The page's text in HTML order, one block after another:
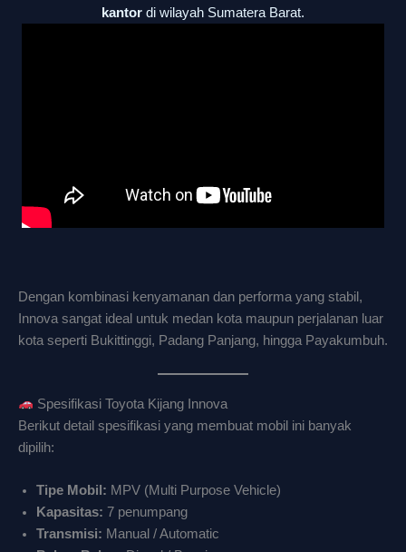
kantor di wilayah Sumatera Barat.
Dengan kombinasi kenyamanan dan performa yang stabil,
Innova sangat ideal untuk medan kota maupun perjalanan luar
kota seperti Bukittinggi, Padang Panjang, hingga Payakumbuh.
Spesifikasi Toyota Kijang Innova
Berikut detail spesifikasi yang membuat mobil ini banyak
dipilih:
Tipe Mobil: MPV (Multi Purpose Vehicle)
Kapasitas: 7 penumpang
Transmisi: Manual / Automatic